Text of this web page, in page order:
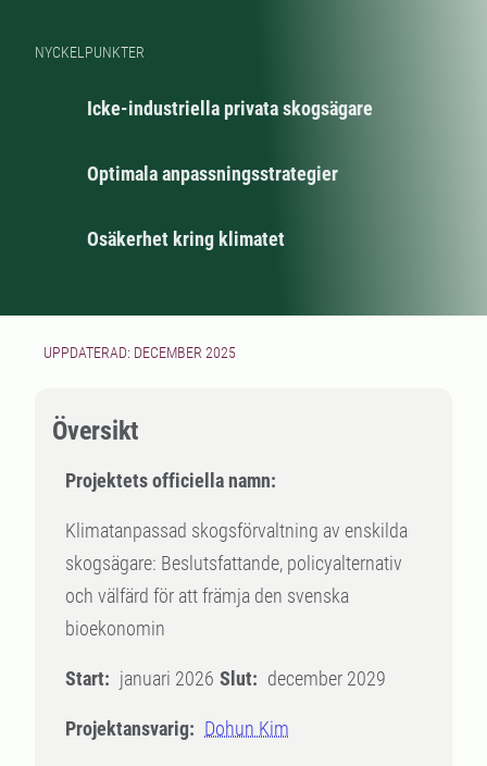
NYCKELPUNKTER
Icke-industriella privata skogsägare
Optimala anpassningsstrategier
Osäkerhet kring klimatet
UPPDATERAD: DECEMBER 2025
Översikt
Projektets officiella namn:
Klimatanpassad skogsförvaltning av enskilda
skogsägare: Beslutsfattande, policyalternativ
och välfärd för att främja den svenska
bioekonomin
Start: januari 2026 Slut: december 2029
Projektansvarig: Dohun Kim